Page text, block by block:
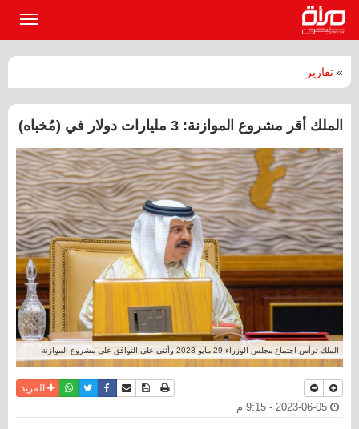
» تقارير
الملك أقر مشروع الموازنة: 3 مليارات دولار في (مُخباه)
الملك ترأس اجتماع مجلس الوزراء 29 مايو 2023 وأثنى على التوافق على مشروع الموازنة
نسخة للطباعة
حفظ الموضوع
أرسل الى صديق
فيسبوكتويترواتسابالمزيد